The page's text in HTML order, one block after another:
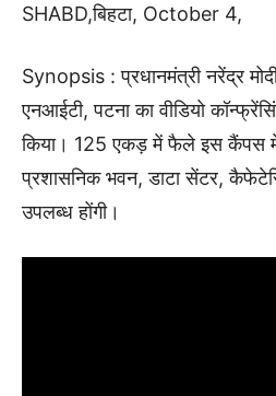
SHABD,बिहटा, October 4,
Synopsis : प्रधानमंत्री नरेंद्र
एनआईटी, पटना का वीडियो
किया। 125 एकड़ में फैले इस कैंपस में
प्रशासनिक भवन, डाटा सेंटर,
उपलब्ध होंगी।